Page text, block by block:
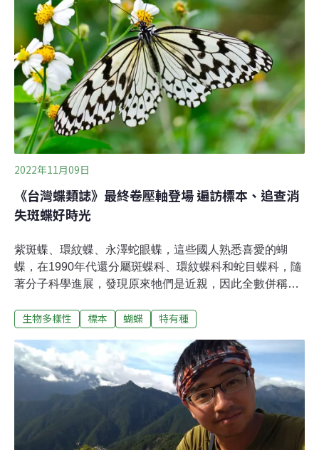
主要是由雌蟲發光求偶。但雌成蟲因為維持幼蟲的型態，
而沒有翅膀，主要在地面棲息，這樣獨特的習性卻也為牠
們帶來生存挑戰。中國文化大學森林暨自然保育系系主任
謝佳宏說明，雌光螢偏好草地，其棲息環境鄰近道路、農
地與人類聚落，容易受到人類活動與光害的影響。謝佳宏
表示，雌光螢面臨了三大危機——除草、光害與道路工
程，其中又以除草為主要威脅。
2022年11月09日
《台灣蝶類誌》最終卷壓軸登場 遍訪標本、追查消
失斑蝶好時光
紫斑蝶、環紋蝶、永澤蛇眼蝶，這些國人熟悉喜愛的蝴
蝶，在1990年代還分屬斑蝶科、環紋蝶科和蛇目蝶科，隨
著分子科學進展，發現原來牠們是近親，因此全數併稱
命科學系教授徐堉峰為了本書，遍訪各國博物館一睹在台
方舟。標價買不到的大紫斑蝶標本 日方友人當小禮物送出
今年出版的《台灣蝶類誌》最終卷，整理出台灣蛺蝶科共
12亞科、58屬、154種蛺蝶，遠多於灰蝶科126種，稱霸
台灣蝶類種類最多寶座。「全球各地，蝶類最大的科不是
灰蝶就是蛺蝶，蛺蝶科（Family Nymphalidae）是台灣最
大的一科。」徐堉峰是國際重量級鱗翅目學者，他以5年
生物多樣性 標本 蝴蝶 特有種